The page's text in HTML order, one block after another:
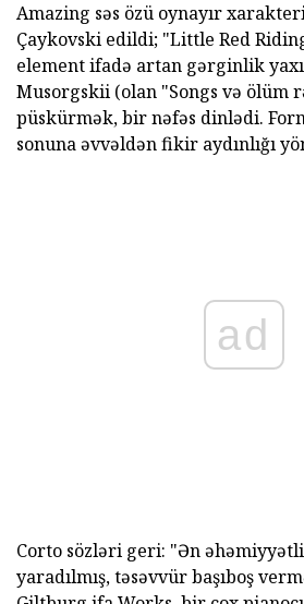
Amazing səs özü oynayır
Çaykovski edildi; "Little Red
element ifadə artan gərginlik
Musorgskii (olan "Songs və ölüm
püskürmək, bir nəfəs dinlədi.
sonuna əvvəldən fikir aydınlığı
ad
Corto sözləri geri: "Ən
yaradılmış, təsəvvür başıboş